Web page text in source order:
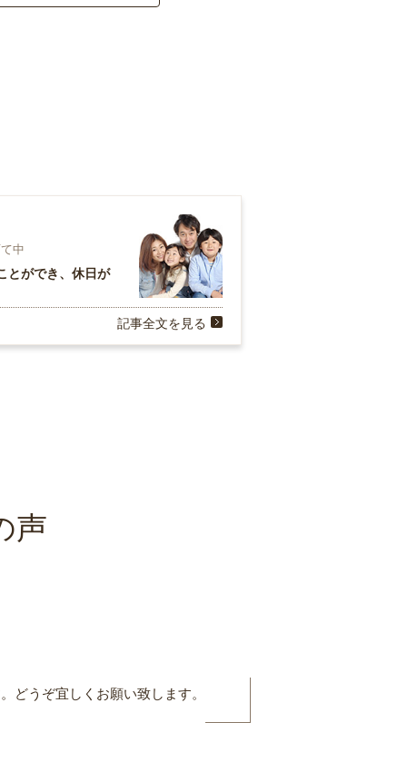
中
とができ、休日が
記事全文を見る
声
どうぞ宜しくお願い致します。